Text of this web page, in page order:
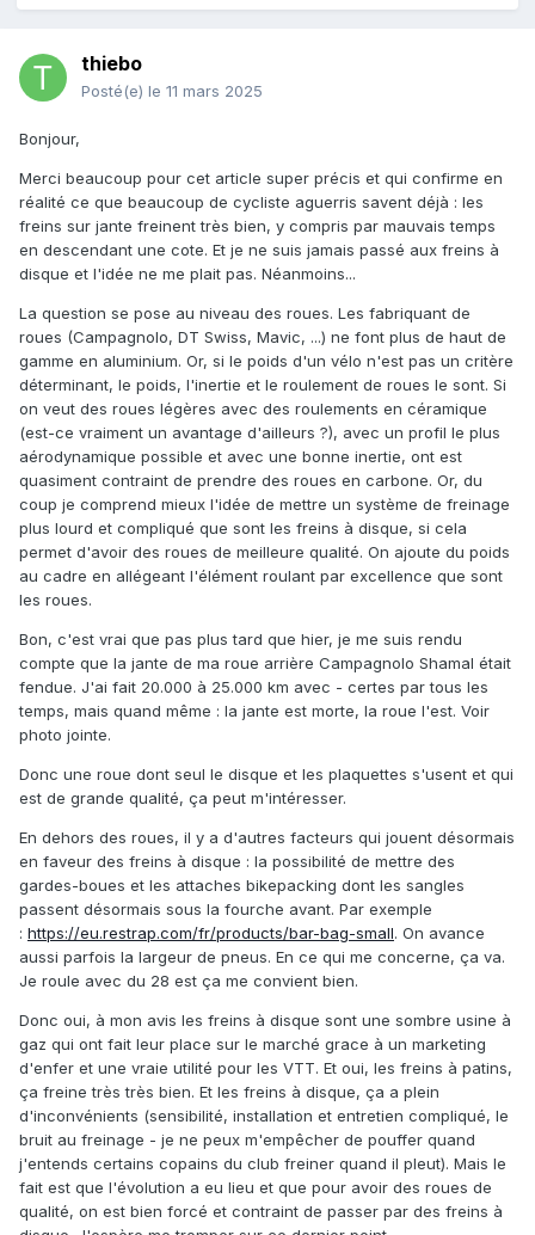
thiebo
Posté(e) le 11 mars 2025
Bonjour,
Merci beaucoup pour cet article super précis et qui confirme en
réalité ce que beaucoup de cycliste aguerris savent déjà : les
freins sur jante freinent très bien, y compris par mauvais temps
en descendant une cote. Et je ne suis jamais passé aux freins à
disque et l'idée ne me plait pas. Néanmoins...
La question se pose au niveau des roues. Les fabriquant de
roues (Campagnolo, DT Swiss, Mavic, ...) ne font plus de haut de
gamme en aluminium. Or, si le poids d'un vélo n'est pas un critère
déterminant, le poids, l'inertie et le roulement de roues le sont. Si
on veut des roues légères avec des roulements en céramique
(est-ce vraiment un avantage d'ailleurs ?), avec un profil le plus
aérodynamique possible et avec une bonne inertie, ont est
quasiment contraint de prendre des roues en carbone. Or, du
coup je comprend mieux l'idée de mettre un système de freinage
plus lourd et compliqué que sont les freins à disque, si cela
permet d'avoir des roues de meilleure qualité. On ajoute du poids
au cadre en allégeant l'élément roulant par excellence que sont
les roues.
Bon, c'est vrai que pas plus tard que hier, je me suis rendu
compte que la jante de ma roue arrière Campagnolo Shamal était
fendue. J'ai fait 20.000 à 25.000 km avec - certes par tous les
temps, mais quand même : la jante est morte, la roue l'est. Voir
photo jointe.
Donc une roue dont seul le disque et les plaquettes s'usent et qui
est de grande qualité, ça peut m'intéresser.
En dehors des roues, il y a d'autres facteurs qui jouent désormais
en faveur des freins à disque : la possibilité de mettre des
gardes-boues et les attaches bikepacking dont les sangles
passent désormais sous la fourche avant. Par exemple
: https://eu.restrap.com/fr/products/bar-bag-small. On avance
aussi parfois la largeur de pneus. En ce qui me concerne, ça va.
Je roule avec du 28 est ça me convient bien.
Donc oui, à mon avis les freins à disque sont une sombre usine à
gaz qui ont fait leur place sur le marché grace à un marketing
d'enfer et une vraie utilité pour les VTT. Et oui, les freins à patins,
ça freine très très bien. Et les freins à disque, ça a plein
d'inconvénients (sensibilité, installation et entretien compliqué, le
bruit au freinage - je ne peux m'empêcher de pouffer quand
j'entends certains copains du club freiner quand il pleut). Mais le
fait est que l'évolution a eu lieu et que pour avoir des roues de
qualité, on est bien forcé et contraint de passer par des freins à